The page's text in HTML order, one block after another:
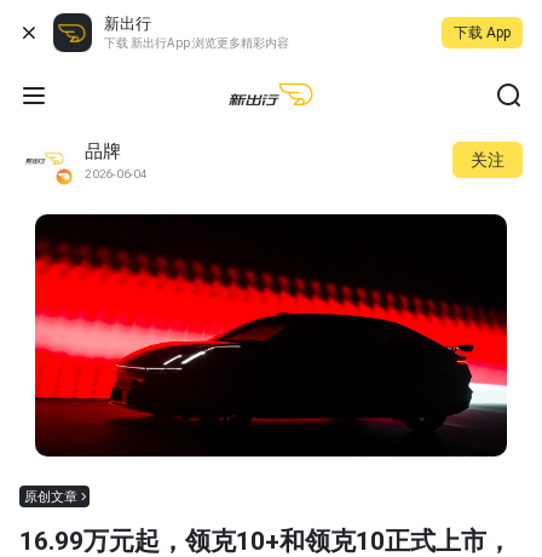
新出行
下载 新出行App 浏览更多精彩内容
下载 App
品牌
2026-06-04
关注
原创文章
16.99万元起，领克10+和领克10正式上市，